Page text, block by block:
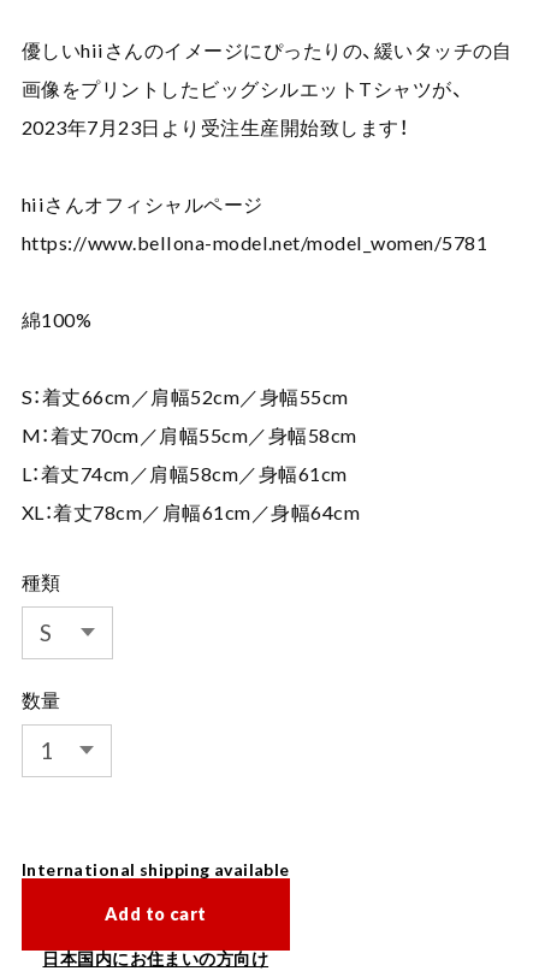
優しいhiiさんのイメージにぴったりの、緩いタッチの自
画像をプリントしたビッグシルエットTシャツが、
2023年7月23日より受注生産開始致します！
hiiさんオフィシャルページ
https://www.bellona-model.net/model_women/5781
綿100%
S：着丈66cm／肩幅52cm／身幅55cm
M：着丈70cm／肩幅55cm／身幅58cm
L：着丈74cm／肩幅58cm／身幅61cm
XL：着丈78cm／肩幅61cm／身幅64cm
種類
数量
International shipping available
Add to cart
日本国内にお住まいの方向け